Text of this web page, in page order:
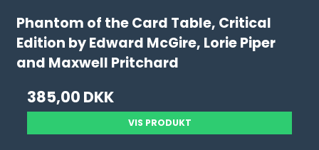
Phantom of the Card Table, Critical
Edition by Edward McGire, Lorie Piper
and Maxwell Pritchard
385,00 DKK
VIS PRODUKT